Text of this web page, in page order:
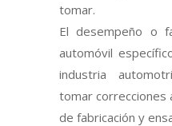
tomar.
El desempeño o
automóvil
industria
tomar correcciones
de fabricación y